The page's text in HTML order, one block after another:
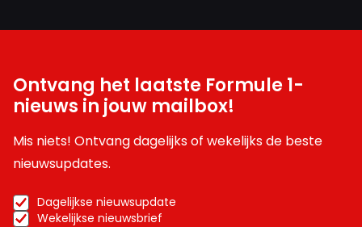
melden met een RN365-account.
INLOGGEN AANMELDEN
Ontvang het laatste Formule 1-
nieuws in jouw mailbox!
Mis niets! Ontvang dagelijks of wekelijks de beste
nieuwsupdates.
Dagelijkse nieuwsupdate
Wekelijkse nieuwsbrief